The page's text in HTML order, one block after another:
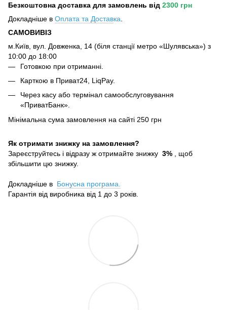
Безкоштовна доставка для замовлень від 2300 грн
Докладніше в Оплата та Доставка
САМОВИВІЗ
м.Київ, вул. Довженка, 14 (біля станції метро «Шулявська») з
10:00 до 18:00
Готовкою при отриманні.
Карткою в Приват24, LiqPay.
Через касу або термінал самообслуговування
«ПриватБанк».
Мінімальна сума замовлення на сайті 250 грн
Як отримати знижку на замовлення?
Зареєструйтесь і відразу ж отримайте знижку 3% , щоб
збільшити цю знижку.
Докладніше в Бонусна програма.
Гарантія від виробника від 1 до 3 років.